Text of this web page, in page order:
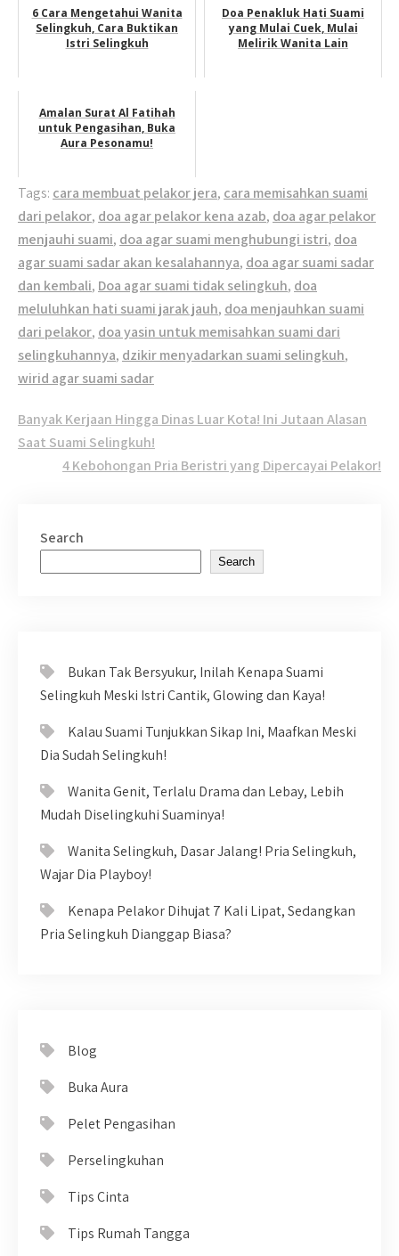
6 Cara Mengetahui Wanita
Selingkuh, Cara Buktikan
Istri Selingkuh
Doa Penakluk Hati Suami
yang Mulai Cuek, Mulai
Melirik Wanita Lain
Amalan Surat Al Fatihah
untuk Pengasihan, Buka
Aura Pesonamu!
Tags: cara membuat pelakor jera, cara memisahkan suami
dari pelakor, doa agar pelakor kena azab, doa agar pelakor
menjauhi suami, doa agar suami menghubungi istri, doa
agar suami sadar akan kesalahannya, doa agar suami sadar
dan kembali, Doa agar suami tidak selingkuh, doa
meluluhkan hati suami jarak jauh, doa menjauhkan suami
dari pelakor, doa yasin untuk memisahkan suami dari
selingkuhannya, dzikir menyadarkan suami selingkuh,
wirid agar suami sadar
Post
navigation
Banyak Kerjaan Hingga Dinas Luar Kota! Ini Jutaan Alasan
Saat Suami Selingkuh!
4 Kebohongan Pria Beristri yang Dipercayai Pelakor!
Search
Search
Bukan Tak Bersyukur, Inilah Kenapa Suami
Selingkuh Meski Istri Cantik, Glowing dan Kaya!
Kalau Suami Tunjukkan Sikap Ini, Maafkan Meski
Dia Sudah Selingkuh!
Wanita Genit, Terlalu Drama dan Lebay, Lebih
Mudah Diselingkuhi Suaminya!
Wanita Selingkuh, Dasar Jalang! Pria Selingkuh,
Wajar Dia Playboy!
Kenapa Pelakor Dihujat 7 Kali Lipat, Sedangkan
Pria Selingkuh Dianggap Biasa?
Blog
Buka Aura
Pelet Pengasihan
Perselingkuhan
Tips Cinta
Tips Rumah Tangga